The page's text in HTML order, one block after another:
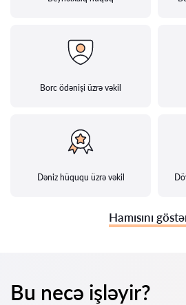
Borc ödənişi üzrə vəkil
Dəniz hüququ üzrə vəkil
Hamısını
Bu necə işləyir?